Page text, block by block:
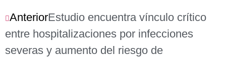
AnteriorEstudio encuentra vínculo crítico
entre hospitalizaciones por infecciones
severas y aumento del riesgo de